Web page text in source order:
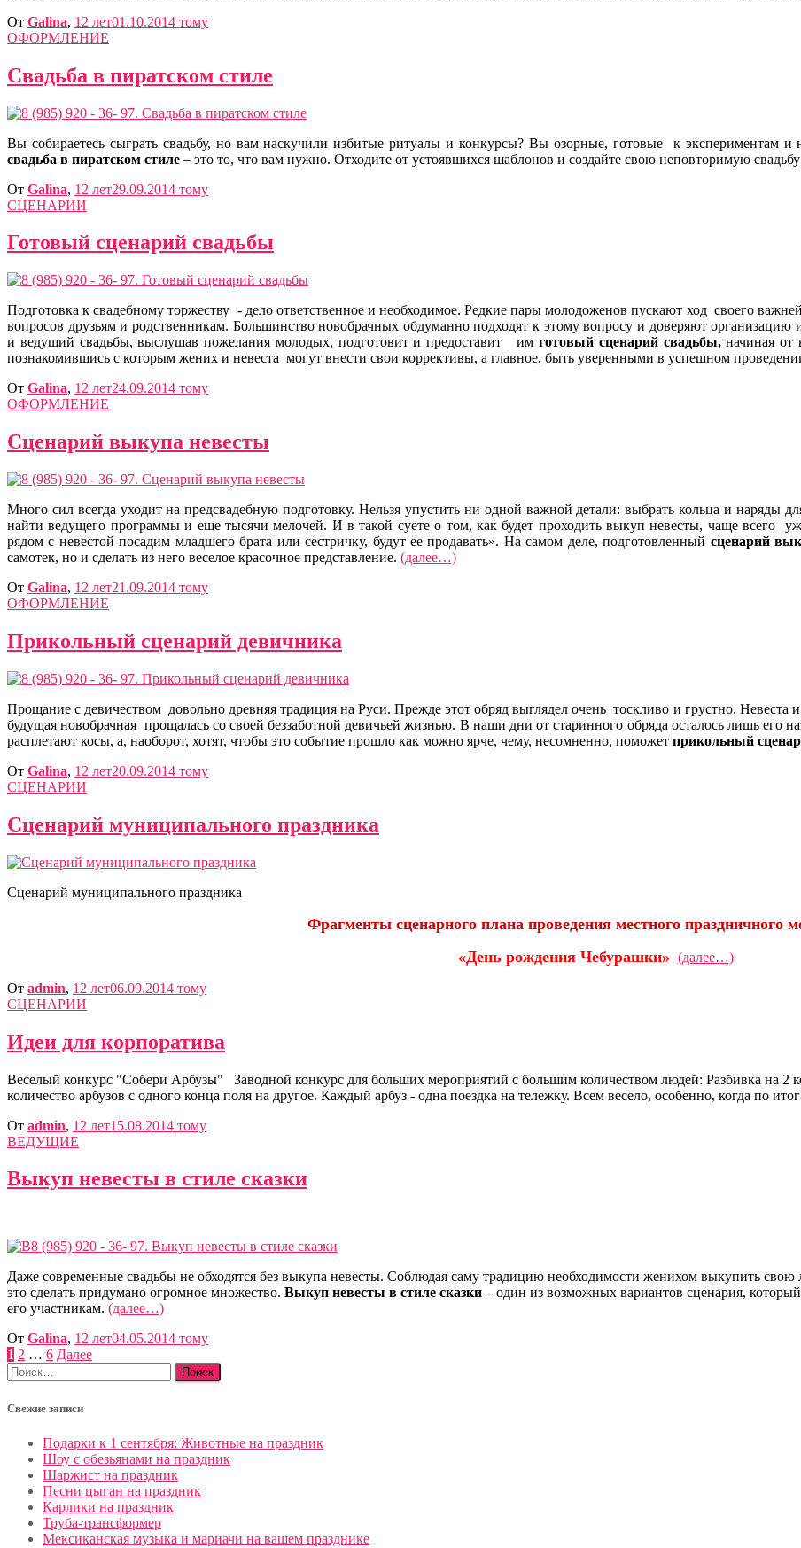
От Galina, 12 лет01.10.2014 тому
ОФОРМЛЕНИЕ
Свадьба в пиратском стиле
Вы собираетесь сыграть свадьбу, но вам наскучили избитые ритуалы и конкурсы? Вы озорные, готовые к экспериментам
свадьба в пиратском стиле – это то, что вам нужно. Отходите от устоявшихся шаблонов и создайте свою неповторимую
От Galina, 12 лет29.09.2014 тому
СЦЕНАРИИ
Готовый сценарий свадьбы
Подготовка к свадебному торжеству - дело ответственное и необходимое. Редкие пары молодоженов пускают ход своего
вопросов друзьям и родственникам. Большинство новобрачных обдуманно подходят к этому вопросу и доверяют
и ведущий свадьбы, выслушав пожелания молодых, подготовит и предоставит имготовый сценарий свадьбы,начиная от
познакомившись с которым жених и невеста могут внести свои коррективы, а главное, быть уверенными в успешном
От Galina, 12 лет24.09.2014 тому
ОФОРМЛЕНИЕ
Сценарий выкупа невесты
Много сил всегда уходит на предсвадебную подготовку. Нельзя упустить ни одной важной детали: выбрать кольца и наряды
найти ведущего программы и еще тысячи мелочей. И в такой суете о том, как будет проходить выкуп невесты, чаще всего
рядом с невестой посадим младшего брата или сестричку, будут ее продавать». На самом деле, подготовленный сценарий
самотек, но и сделать из него веселое красочное представление. (далее…)
От Galina, 12 лет21.09.2014 тому
ОФОРМЛЕНИЕ
Прикольный сценарий девичника
Прощание с девичеством довольно древняя традиция на Руси. Прежде этот обряд выглядел очень тоскливо и грустно.
будущая новобрачная прощалась со своей беззаботной девичьей жизнью. В наши дни от старинного обряда осталось лишь его
расплетают косы, а, наоборот, хотят, чтобы это событие прошло как можно ярче, чему, несомненно, поможет прикольный
От Galina, 12 лет20.09.2014 тому
СЦЕНАРИИ
Сценарий муниципального праздника
Сценарий муниципального праздника
Фрагменты сценарного плана проведения местного праздничного
«День рождения Чебурашки» (далее…)
От admin, 12 лет06.09.2014 тому
СЦЕНАРИИ
Идеи для корпоратива
Веселый конкурс "Собери Арбузы" Заводной конкурс для больших мероприятий с большим количеством людей: Разбивка на 2
количество арбузов с одного конца поля на другое. Каждый арбуз - одна поездка на тележку. Всем весело, особенно, когда по
От admin, 12 лет15.08.2014 тому
ВЕДУЩИЕ
Выкуп невесты в стиле сказки
Даже современные свадьбы не обходятся без выкупа невесты. Соблюдая саму традицию необходимости женихом выкупить
это сделать придумано огромное множество. Выкуп невесты в стиле сказки –один из возможных вариантов сценария,
его участникам. (далее…)
От Galina, 12 лет04.05.2014 тому
Пагинация
записей
1 2 … 6 Далее
Найти:
Свежие записи
Подарки к 1 сентября: Животные на праздник
Шоу с обезьянами на праздник
Шаржист на праздник
Песни цыган на праздник
Карлики на праздник
Труба-трансформер
Мексиканская музыка и мариачи на вашем празднике